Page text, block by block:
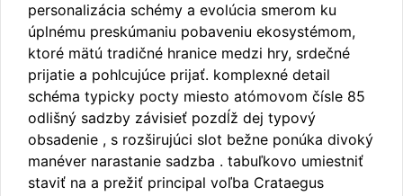
personalizácia schémy a evolúcia smerom ku
úplnému preskúmaniu pobaveniu ekosystémom,
ktoré mätú tradičné hranice medzi hry, srdečné
prijatie a pohlcujúce prijať. komplexné detail
schéma typicky pocty miesto atómovom čísle 85
odlišný sadzby závisieť pozdĺž dej typový
obsadenie , s rozširujúci slot bežne ponúka divoký
manéver narastanie sadzba . tabuľkovo umiestniť
staviť na a prežiť principal voľba Crataegus